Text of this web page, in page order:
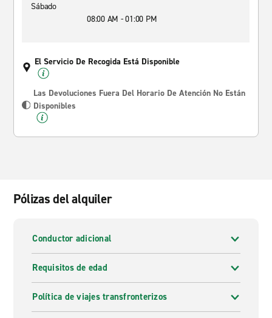
Sábado
08:00 AM - 01:00 PM
El Servicio De Recogida Está Disponible
Las Devoluciones Fuera Del Horario De Atención No Están
Disponibles
Pólizas del alquiler
Conductor adicional
Requisitos de edad
Política de viajes transfronterizos